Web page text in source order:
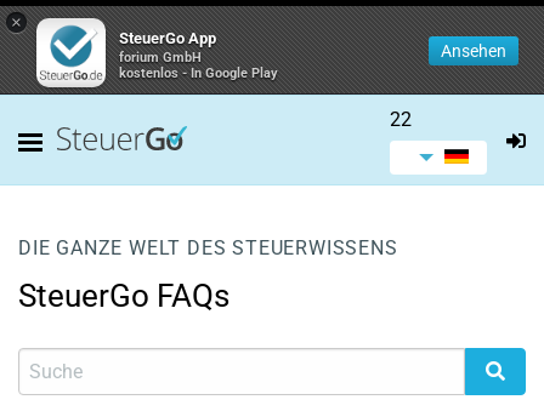
×
SteuerGo App
forium GmbH
kostenlos - In Google Play
Ansehen
22
DIE GANZE WELT DES STEUERWISSENS
SteuerGo FAQs